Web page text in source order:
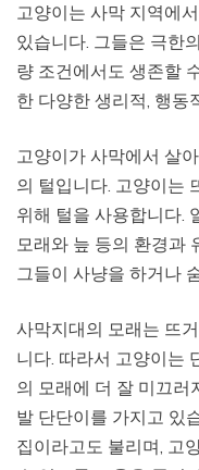
고양이는 사막 지역에
있습니다. 그들은 극한
량 조건에서도 생존할
한 다양한 생리적, 행동
고양이가 사막에서 살
의 털입니다. 고양이는
위해 털을 사용합니다.
모래와 늪 등의 환경과
그들이 사냥을 하거나
사막지대의 모래는 뜨
니다. 따라서 고양이는
의 모래에 더 잘 미끄러
발 단단이를 가지고 있
집이라고도 불리며, 고